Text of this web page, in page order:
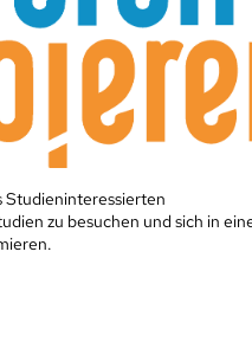
Studieninteressierten
zu besuchen und sich in